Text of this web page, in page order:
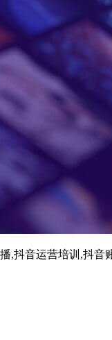
,抖音运营培训,抖